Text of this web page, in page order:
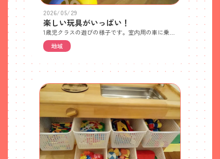
2026/05/29
楽しい玩具がいっぱい！
地域